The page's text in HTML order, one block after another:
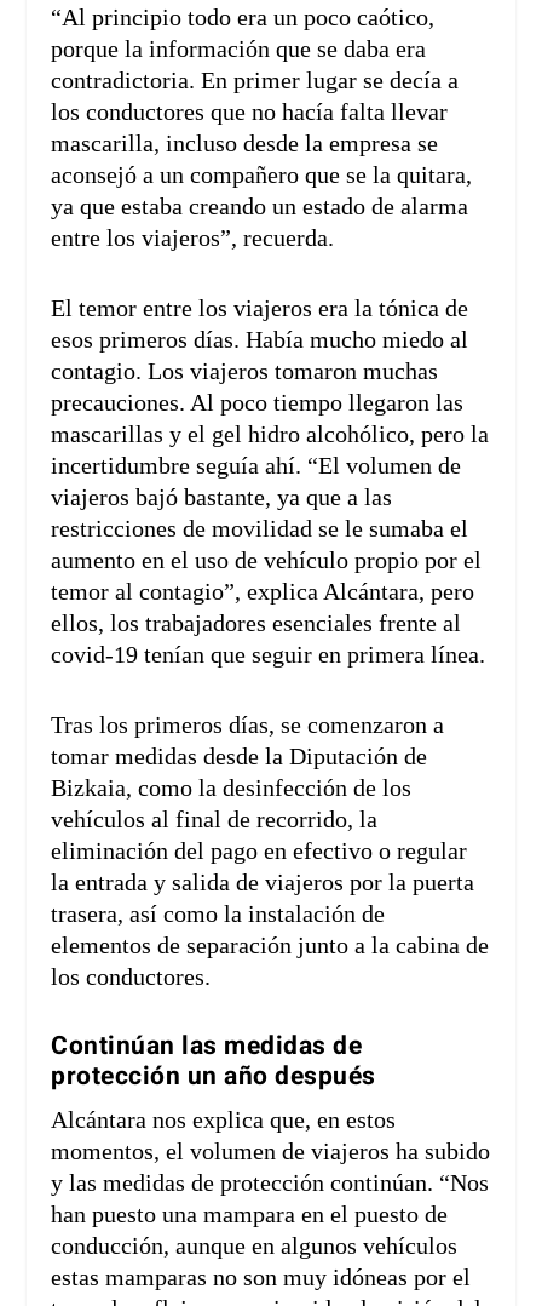
“Al principio todo era un poco caótico,
porque la información que se daba era
contradictoria. En primer lugar se decía a
los conductores que no hacía falta llevar
mascarilla, incluso desde la empresa se
aconsejó a un compañero que se la quitara,
ya que estaba creando un estado de alarma
entre los viajeros”, recuerda.
El temor entre los viajeros era la tónica de
esos primeros días. Había mucho miedo al
contagio. Los viajeros tomaron muchas
precauciones. Al poco tiempo llegaron las
mascarillas y el gel hidro alcohólico, pero la
incertidumbre seguía ahí. “El volumen de
viajeros bajó bastante, ya que a las
restricciones de movilidad se le sumaba el
aumento en el uso de vehículo propio por el
temor al contagio”, explica Alcántara, pero
ellos, los trabajadores esenciales frente al
covid-19 tenían que seguir en primera línea.
Tras los primeros días, se comenzaron a
tomar medidas desde la Diputación de
Bizkaia, como la desinfección de los
vehículos al final de recorrido, la
eliminación del pago en efectivo o regular
la entrada y salida de viajeros por la puerta
trasera, así como la instalación de
elementos de separación junto a la cabina de
los conductores.
Continúan las medidas de
protección un año después
Alcántara nos explica que, en estos
momentos, el volumen de viajeros ha subido
y las medidas de protección continúan. “Nos
han puesto una mampara en el puesto de
conducción, aunque en algunos vehículos
estas mamparas no son muy idóneas por el